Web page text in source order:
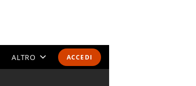
ACCEDI
ALTRO